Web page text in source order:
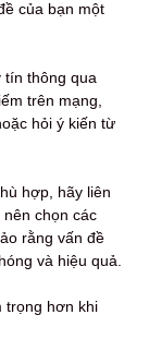
của bạn một
tín thông qua
trên mạng,
hỏi ý kiến từ
hợp, hãy liên
chọn các
rằng vấn đề
và hiệu quả.
trọng hơn khi